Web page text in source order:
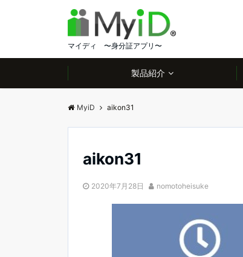
マイディ 〜身分証アプリ〜
製品紹介
MyiD aikon31
aikon31
2020年7月28日 nomotoheisuke